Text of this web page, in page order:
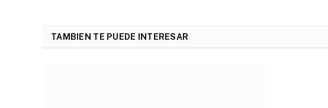
TAMBIEN TE PUEDE INTERESAR